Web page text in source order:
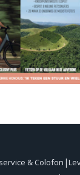
& Colofon